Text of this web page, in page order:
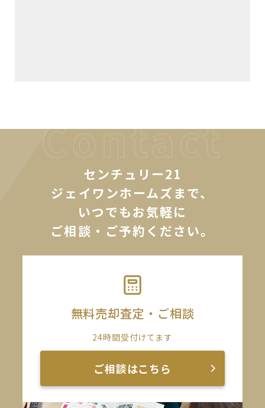
センチュリー21
ジェイワンホームズまで、
いつでもお気軽に
ご相談・ご予約ください。
無料売却査定・ご相談
24時間受付けてます
ご相談はこちら